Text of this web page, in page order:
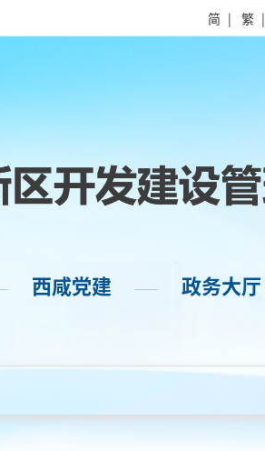
简 | 繁
西咸党建 —— 政务大厅